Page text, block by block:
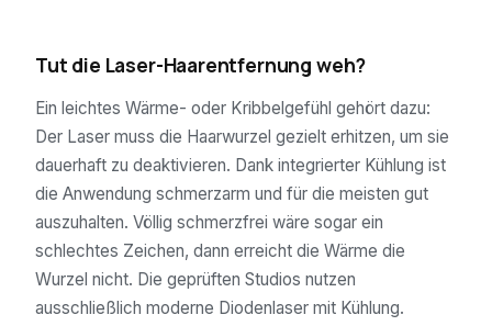
Tut die Laser-Haarentfernung weh?
Ein leichtes Wärme- oder Kribbelgefühl gehört dazu:
Der Laser muss die Haarwurzel gezielt erhitzen, um sie
dauerhaft zu deaktivieren. Dank integrierter Kühlung ist
die Anwendung schmerzarm und für die meisten gut
auszuhalten. Völlig schmerzfrei wäre sogar ein
schlechtes Zeichen, dann erreicht die Wärme die
Wurzel nicht. Die geprüften Studios nutzen
ausschließlich moderne Diodenlaser mit Kühlung.